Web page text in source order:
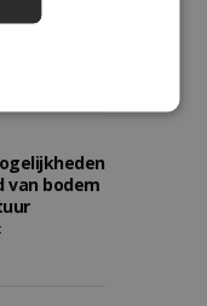
voor
van bodem